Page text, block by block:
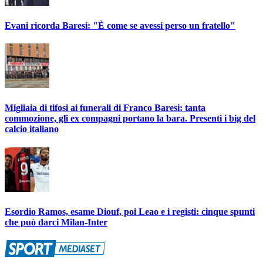
Evani ricorda Baresi: "È come se avessi perso un fratello"
Migliaia di tifosi ai funerali di Franco Baresi: tanta
commozione, gli ex compagni portano la bara. Presenti i big del
calcio italiano
Esordio Ramos, esame Diouf, poi Leao e i registi: cinque spunti
che può darci Milan-Inter